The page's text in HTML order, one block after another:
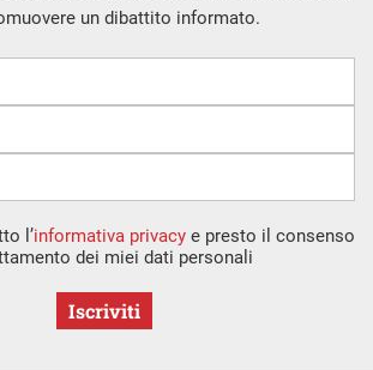
un dibattito informato.
l’informativa privacy e presto il consenso
dei miei dati personali
Iscriviti